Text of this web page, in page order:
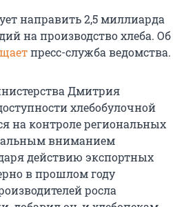
направить 2,5 миллиарда
на производство хлеба. Об
пресс-служба ведомства.
Дмитрия
хлебобулочной
на контроле региональных
вниманием
действию экспортных
в прошлом году
росла